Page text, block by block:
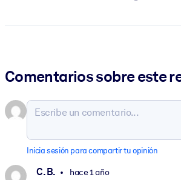
Comentarios sobre este
Inicia sesión para compartir tu opinión
C. B. hace 1 año